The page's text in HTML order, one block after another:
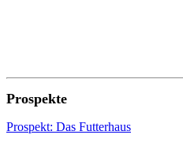
Prospekte
Prospekt: Das Futterhaus